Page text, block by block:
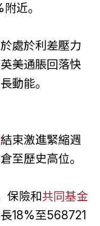
近。
處於利差壓力
美通脹回落快
動能。
結束激進緊縮週
至歷史高位。
保險和共同基金
18%至568721